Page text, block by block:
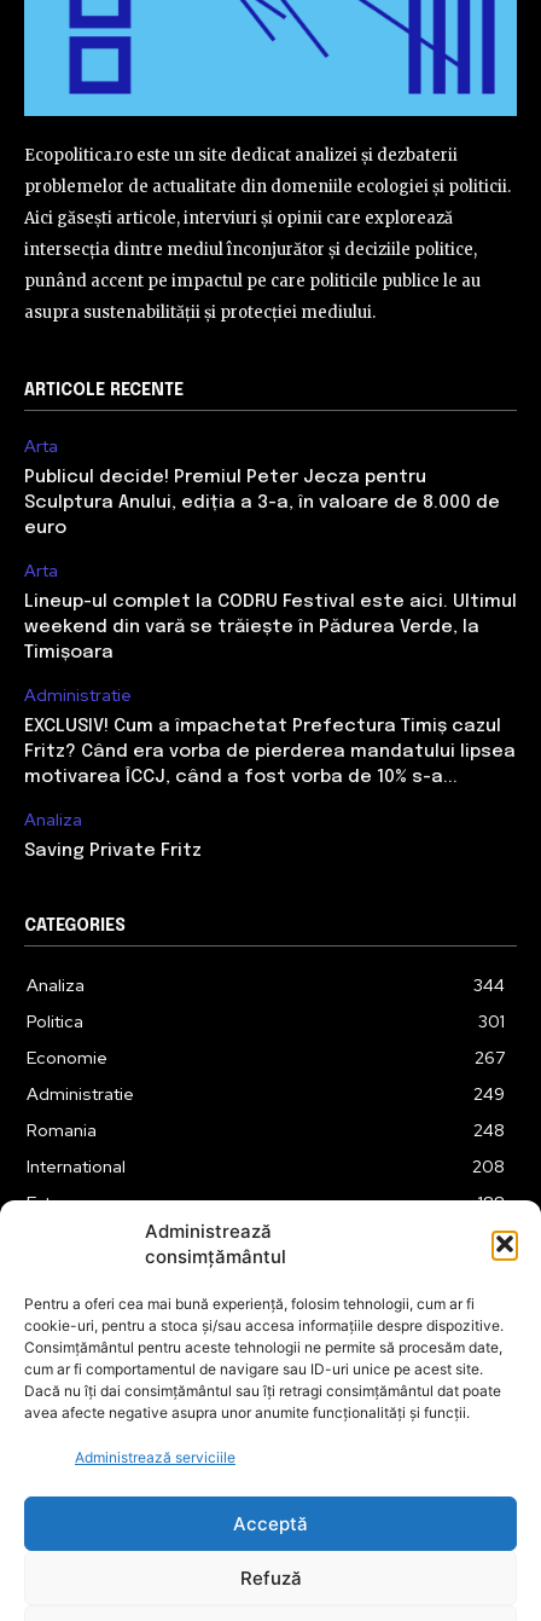
Administrează
consimțământul
Pentru a oferi cea mai bună experiență, folosim tehnologii, cum ar fi
cookie-uri, pentru a stoca și/sau accesa informațiile despre dispozitive.
Consimțământul pentru aceste tehnologii ne permite să procesăm date,
cum ar fi comportamentul de navigare sau ID-uri unice pe acest site.
Dacă nu îți dai consimțământul sau îți retragi consimțământul dat poate
avea afecte negative asupra unor anumite funcționalități și funcții.
Administrează serviciile
Acceptă
Refuză
Ecopolitica.ro este un site dedicat analizei și dezbaterii
problemelor de actualitate din domeniile ecologiei și politicii.
Aici găsești articole, interviuri și opinii care explorează
intersecția dintre mediul înconjurător și deciziile politice,
punând accent pe impactul pe care politicile publice le au
asupra sustenabilității și protecției mediului.
ARTICOLE RECENTE
Arta
Publicul decide! Premiul Peter Jecza pentru
Sculptura Anului, ediția a 3-a, în valoare de 8.000 de
euro
Arta
Lineup-ul complet la CODRU Festival este aici. Ultimul
weekend din vară se trăiește în Pădurea Verde, la
Timișoara
Administratie
EXCLUSIV! Cum a împachetat Prefectura Timiș cazul
Fritz? Când era vorba de pierderea mandatului lipsea
motivarea ÎCCJ, când a fost vorba de 10% s-a...
Analiza
Saving Private Fritz
CATEGORIES
Analiza
344
Politica
301
Economie
267
Administratie
249
Romania
248
International
208
Externe
188
175
Tehnologie
Financiar
160
ABUZURI
158
Social
Educatie
Cultura
149